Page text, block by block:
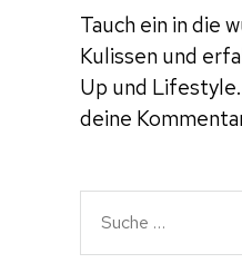
Tauch ein in die
Kulissen und
Up und
deine
nach: